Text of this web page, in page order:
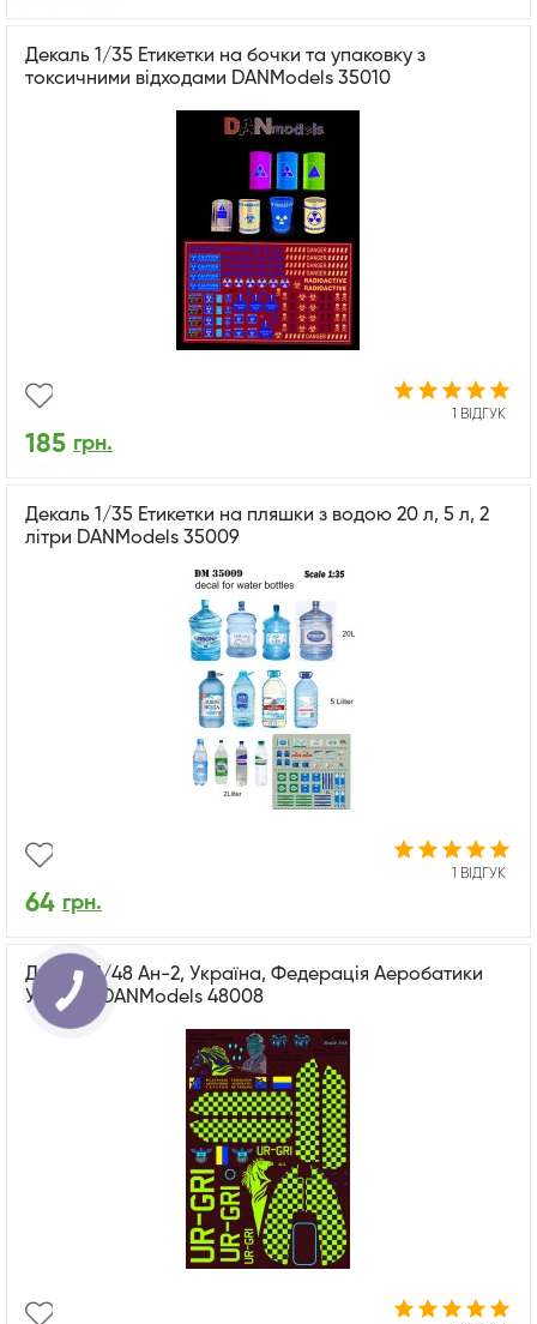
Декаль 1/35 Етикетки на бочки та упаковку з
токсичними відходами DANModels 35010
1 ВІДГУК
185 грн.
Декаль 1/35 Етикетки на пляшки з водою 20 л, 5 л, 2
літри DANModels 35009
1 ВІДГУК
64 грн.
Декаль 1/48 Ан-2, Україна, Федерація Аеробатики
України DANModels 48008